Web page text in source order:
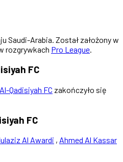
Saudi-Arabia. Został założony w
rozgrywkach Pro League
FC
Qadisiyah FC zakończyło się
FC
Al Awardi , Ahmed Al Kassar